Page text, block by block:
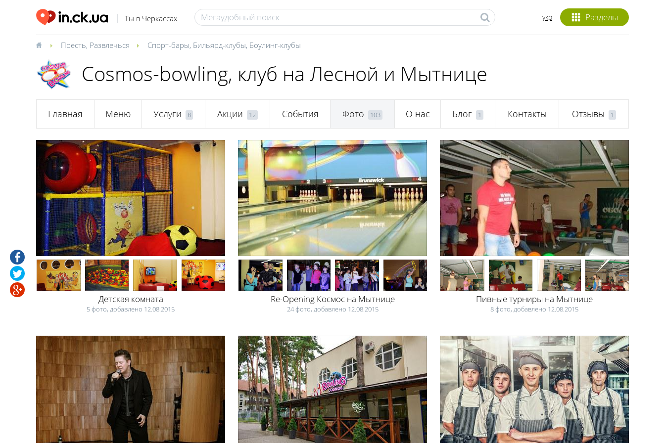
Ты в Черкассах Разделы
укр
Поесть, Развлечься Спорт-бары, Бильярд-клубы, Боулинг-клубы
Cosmos-bowling, клуб на Лесной и Мытнице
Главная Меню Услуги 8 Акции 12 События Фото 103 О нас Блог 1 Контакты Отзывы 1
Детская комната
5 фото, добавлено 12.08.2015
Re-Opening Космос на Мытнице
24 фото, добавлено 12.08.2015
Пивные турниры на Мытнице
8 фото, добавлено 12.08.2015